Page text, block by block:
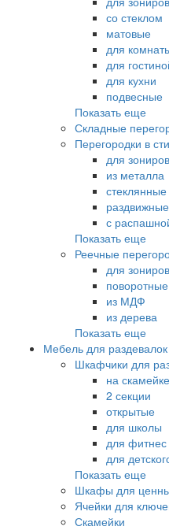
со стеклом
матовые
для
для
для кухни
подвесные
Показать еще
Складные
Перегородки в
для
из металла
стеклянные
раздвижные
с
Показать еще
Реечные
для
поворотные
из МДФ
из дерева
Показать еще
Мебель для раздевалок
Шкафчики для
на скамейке
2 секции
открытые
для школы
для фитнес
для
Показать еще
Шкафы для
Ячейки для
Скамейки